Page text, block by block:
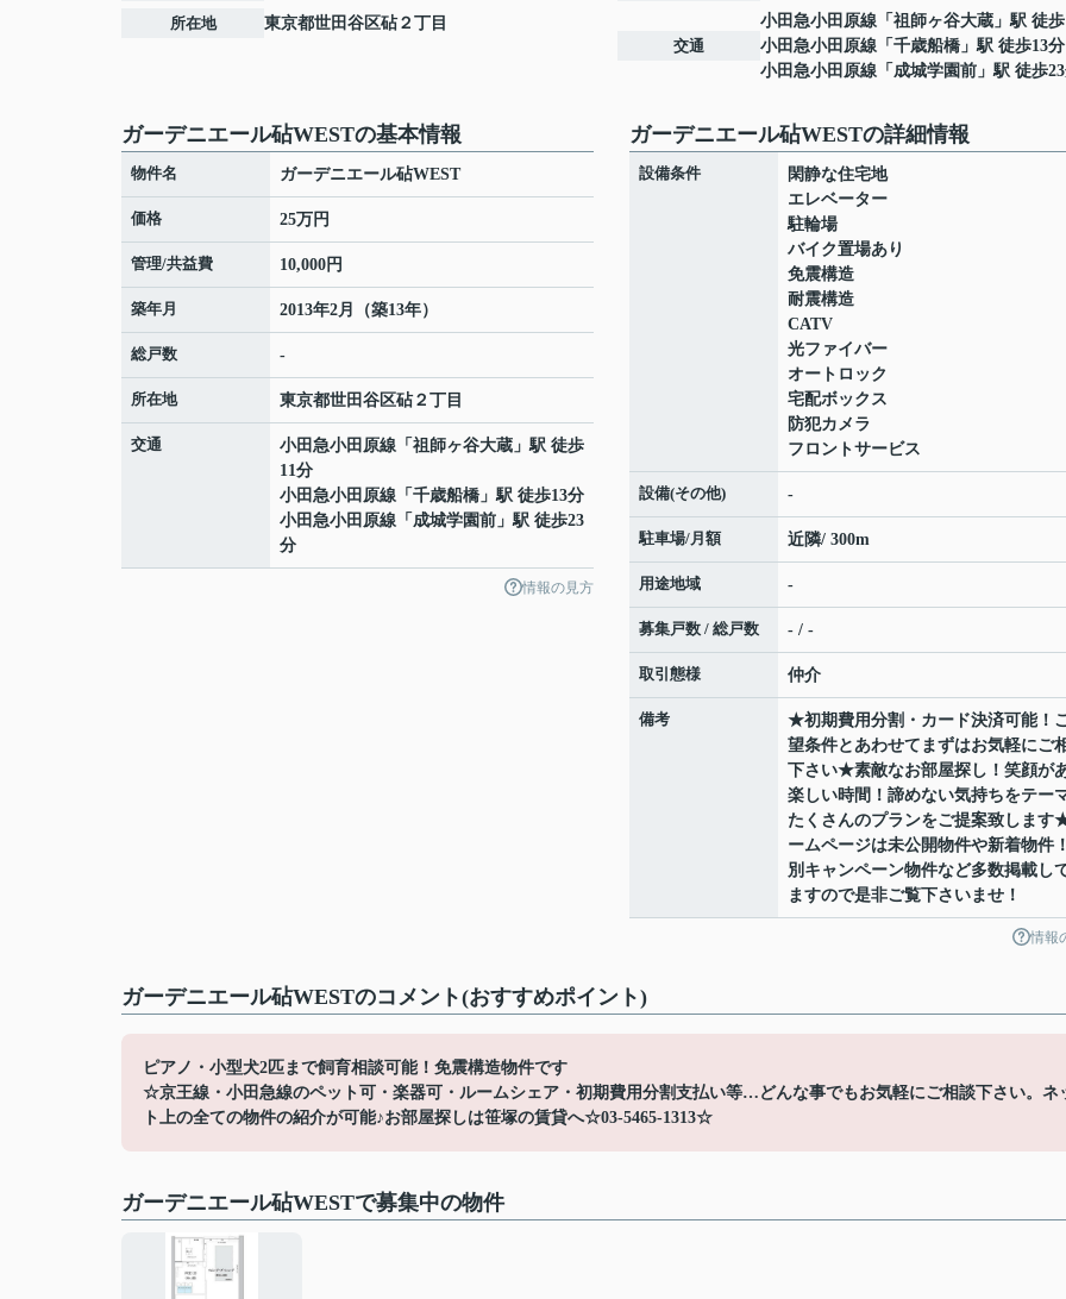
所在地 東京都世田谷区砧２丁目
交通
小田急小田原線 「 祖師ヶ谷大蔵 」駅 徒
小田急小田原線 「 千歳船橋 」駅 徒歩13分
小田急小田原線 「 成城学園前 」駅 徒歩
ガーデニエール砧WESTの基本情報
物件名 ガーデニエール砧WEST
価格 25万円
管理/共益費 10,000円
築年月 2013年2月（築13年）
総戸数 -
所在地 東京都世田谷区砧２丁目
交通 小田急小田原線 「 祖師ヶ谷大蔵 」駅 徒歩
11分
小田急小田原線 「 千歳船橋 」駅 徒歩13分
小田急小田原線 「 成城学園前 」駅 徒歩23
分
情報の見方
ガーデニエール砧WESTの詳細情報
設備条件
閑静な住宅地
エレベーター
駐輪場
バイク置場あり
免震構造
耐震構造
CATV
光ファイバー
オートロック
宅配ボックス
防犯カメラ
フロントサービス
設備(その他) -
駐車場/月額 近隣/ 300m
用途地域 -
募集戸数 / 総戸数 - / -
取引態様 仲介
備考
★初期費用分割・カード決済可能！
望条件とあわせてまずはお気軽にご
下さい★素敵なお部屋探し！笑顔が
楽しい時間！諦めない気持ちをテー
たくさんのプランをご提案致します
ームページは未公開物件や新着物件
別キャンペーン物件など多数掲載し
ますので是非ご覧下さいませ！
情報
ガーデニエール砧WESTのコメント(おすすめポイント)
ピアノ・小型犬2匹まで飼育相談可能！免震構造物件です
☆京王線・小田急線のペット可・楽器可・ルームシェア・初期費用分割支払い等…どんな事でもお気軽にご相談下さい。ネ
ト上の全ての物件の紹介が可能♪お部屋探しは笹塚の賃貸へ☆03-5465-1313☆
ガーデニエール砧WESTで募集中の物件